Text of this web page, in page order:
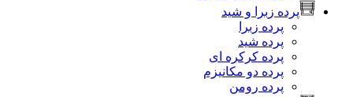
زبرا و شید
پرده زبرا
پرده شید
پرده کرکره ای
پرده دو مکانیزم
پرده رومن